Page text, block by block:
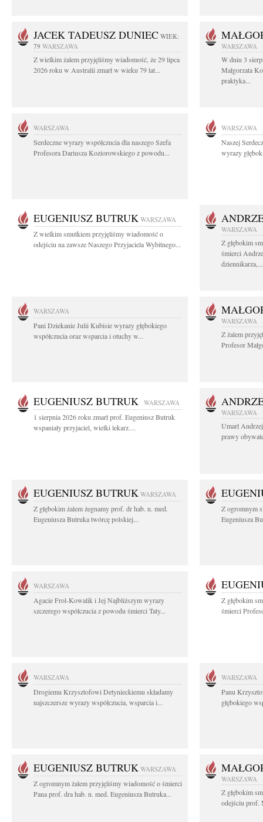
JACEK TADEUSZ DUNIEC WIEK:
79 WARSZAWA
Z wielkim żalem przyjęliśmy wiadomość, że 29 lipca
2026 roku w Australii zmarł w wieku 79 lat...
WARSZAWA
W dniu 3
Małgorzata
praktyka...
WARSZAWA
Serdeczne wyrazy współczucia dla naszego Szefa
Profesora Dariusza Koziorowskiego z powodu...
WARSZAWA
Naszej
wyrazy
EUGENIUSZ BUTRUK WARSZAWA
Z wielkim smutkiem przyjęliśmy wiadomość o
odejściu na zawsze Naszego Przyjaciela Wybitnego...
WARSZAWA
Z głębokim
śmierci
dziennikarza,...
WARSZAWA
Pani Dziekanie Julii Kubisie wyrazy głębokiego
współczucia oraz wsparcia i otuchy w...
WARSZAWA
Z żalem
Profesor
EUGENIUSZ BUTRUK WARSZAWA
1 sierpnia 2026 roku zmarł prof. Eugeniusz Butruk
wspaniały przyjaciel, wielki lekarz....
WARSZAWA
Umarł
prawy
EUGENIUSZ BUTRUK WARSZAWA
Z głębokim żalem żegnamy prof. dr hab. n. med.
Eugeniusza Butruka twórcę polskiej...
Z ogromnym
Eugeniusza
WARSZAWA
Agacie Frol-Kowalik i Jej Najbliższym wyrazy
szczerego współczucia z powodu śmierci Taty...
Z głębokim
śmierci
WARSZAWA
Drogiemu Krzysztofowi Detynieckiemu składamy
najszczersze wyrazy współczucia, wsparcia i...
WARSZAWA
Panu
głębokiego
EUGENIUSZ BUTRUK WARSZAWA
Z ogromnym żalem przyjęliśmy wiadomość o śmierci
Pana prof. dra hab. n. med. Eugeniusza Butruka...
WARSZAWA
Z głębokim
odejściu prof.